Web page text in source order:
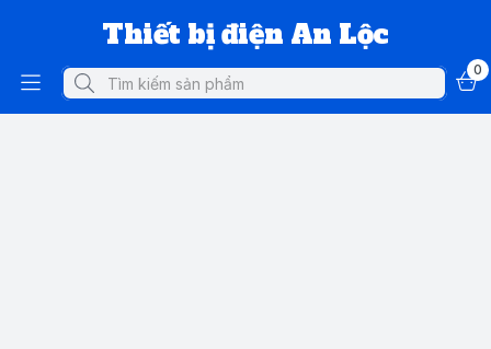
Thiết bị điện An Lộc
0